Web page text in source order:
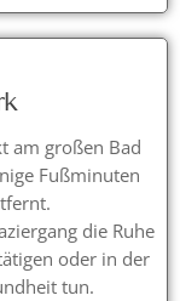
am großen Bad
Fußminuten
die Ruhe
oder in der
tun.